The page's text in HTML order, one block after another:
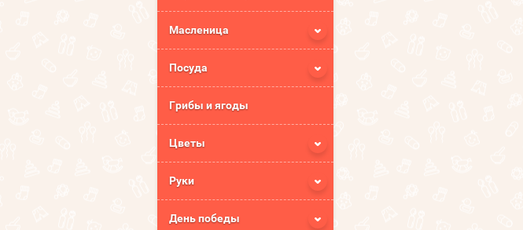
Масленица
Посуда
Грибы и ягоды
Цветы
Руки
День победы